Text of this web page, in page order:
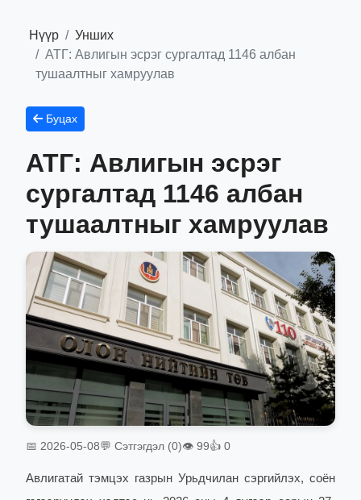
Нүүр
Унших
АТГ: Авлигын эсрэг сургалтад 1146 албан
тушаалтныг хамруулав
Буцах
АТГ: Авлигын эсрэг
сургалтад 1146 албан
тушаалтныг хамруулав
📅 2026-05-08💬 Сэтгэгдэл (0)👁 99👍 0
Авлигатай тэмцэх газрын Урьдчилан сэргийлэх, соён